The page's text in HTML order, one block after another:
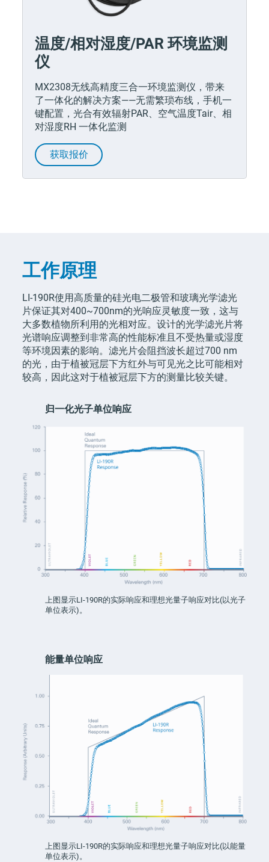
温度/相对湿度/PAR 环境监测
仪
MX2308无线高精度三合一环境监测仪，带来
了一体化的解决方案——无需繁琐布线，手机一
键配置，光合有效辐射PAR、空气温度Tair、相
对湿度RH 一体化监测
获取报价
工作原理
LI-190R使用高质量的硅光电二极管和玻璃光学滤光
片保证其对400~700nm的光响应灵敏度一致，这与
大多数植物所利用的光相对应。设计的光学滤光片将
光谱响应调整到非常高的性能标准且不受热量或湿度
等环境因素的影响。滤光片会阻挡波长超过700 nm
的光，由于植被冠层下方红外与可见光之比可能相对
较高，因此这对于植被冠层下方的测量比较关键。
归一化光子单位响应
上图显示LI-190R的实际响应和理想光量子响应对比(以光子
单位表示)。
能量单位响应
上图显示LI-190R的实际响应和理想光量子响应对比(以能量
单位表示)。